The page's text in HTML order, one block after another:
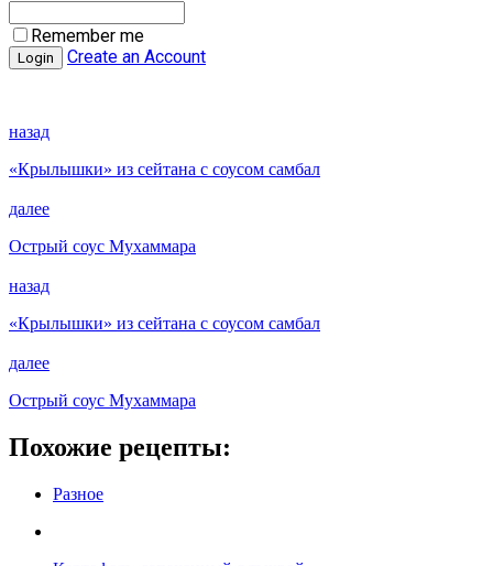
Remember me
Create an Account
назад
«Крылышки» из сейтана с соусом самбал
далее
Острый соус Мухаммара
назад
«Крылышки» из сейтана с соусом самбал
далее
Острый соус Мухаммара
Похожие рецепты:
Разное